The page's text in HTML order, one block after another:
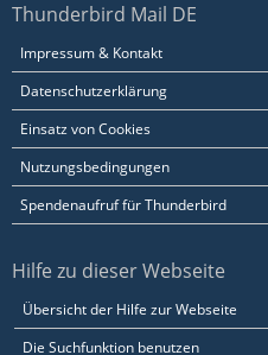
Thunderbird Mail DE
Impressum & Kontakt
Datenschutzerklärung
Einsatz von Cookies
Nutzungsbedingungen
Spendenaufruf für Thunderbird
Hilfe zu dieser Webseite
Übersicht der Hilfe zur Webseite
Die Suchfunktion benutzen